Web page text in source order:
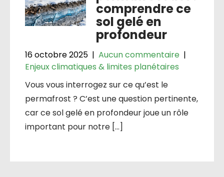
comprendre ce
sol gelé en
profondeur
16 octobre 2025 | Aucun commentaire |
Enjeux climatiques & limites planétaires
Vous vous interrogez sur ce qu’est le
permafrost ? C’est une question pertinente,
car ce sol gelé en profondeur joue un rôle
important pour notre […]